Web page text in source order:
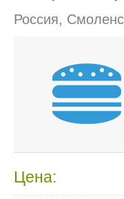
Россия,
Цена: